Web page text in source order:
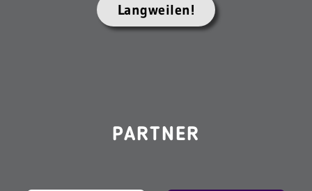
Langweilen!
PARTNER